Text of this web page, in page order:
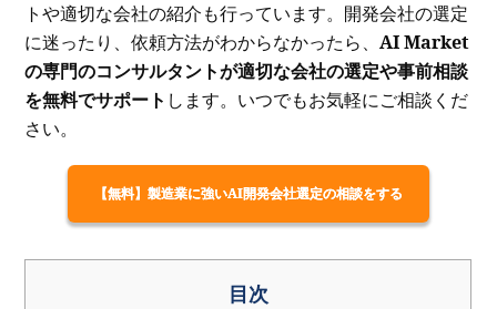
トや適切な会社の紹介も行っています。開発会社の選定
に迷ったり、依頼方法がわからなかったら、AI Market
の専門のコンサルタントが適切な会社の選定や事前相談
を無料でサポート します。いつでもお気軽にご相談くだ
さい。
【無料】製造業に強いAI開発会社選定の相談をする
目次